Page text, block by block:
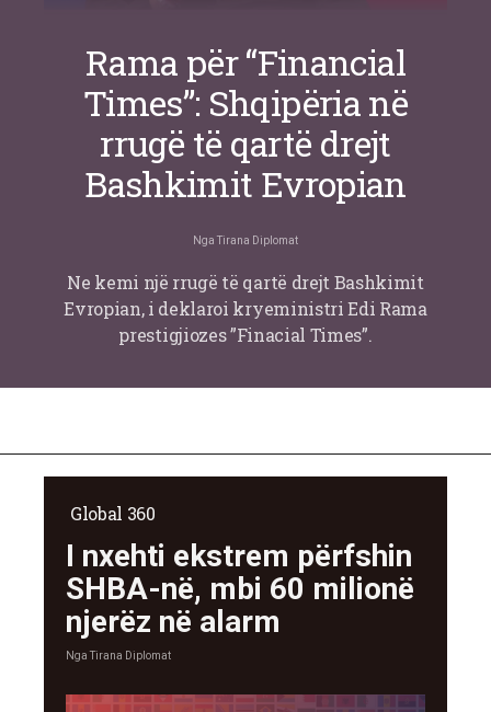
Rama për “Financial
Times”: Shqipëria në
rrugë të qartë drejt
Bashkimit Evropian
Nga Tirana Diplomat
Ne kemi një rrugë të qartë drejt Bashkimit
Evropian, i deklaroi kryeministri Edi Rama
prestigjiozes ”Finacial Times”.
Global 360
I nxehti ekstrem përfshin
SHBA-në, mbi 60 milionë
njerëz në alarm
Nga Tirana Diplomat